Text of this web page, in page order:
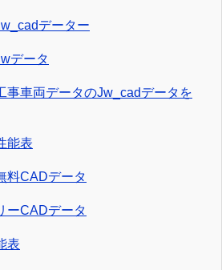
データー
データ
事車両データのJw_cadデータを
能表
料CADデータ
ーCADデータ
表